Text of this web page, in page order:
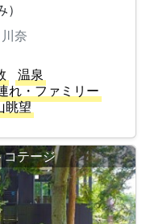
奈
温泉
れ・ファミリー
眺望
コテージ